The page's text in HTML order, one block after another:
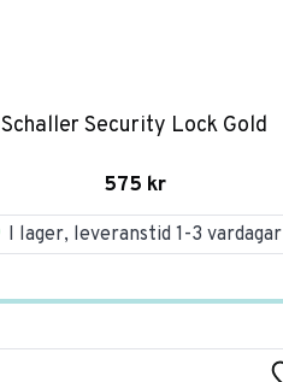
Schaller Security Lock Gold
575 kr
I lager, leveranstid 1-3 vardagar